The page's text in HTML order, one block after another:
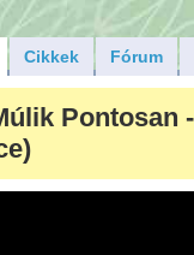
Cikkek Fórum
Pontosan